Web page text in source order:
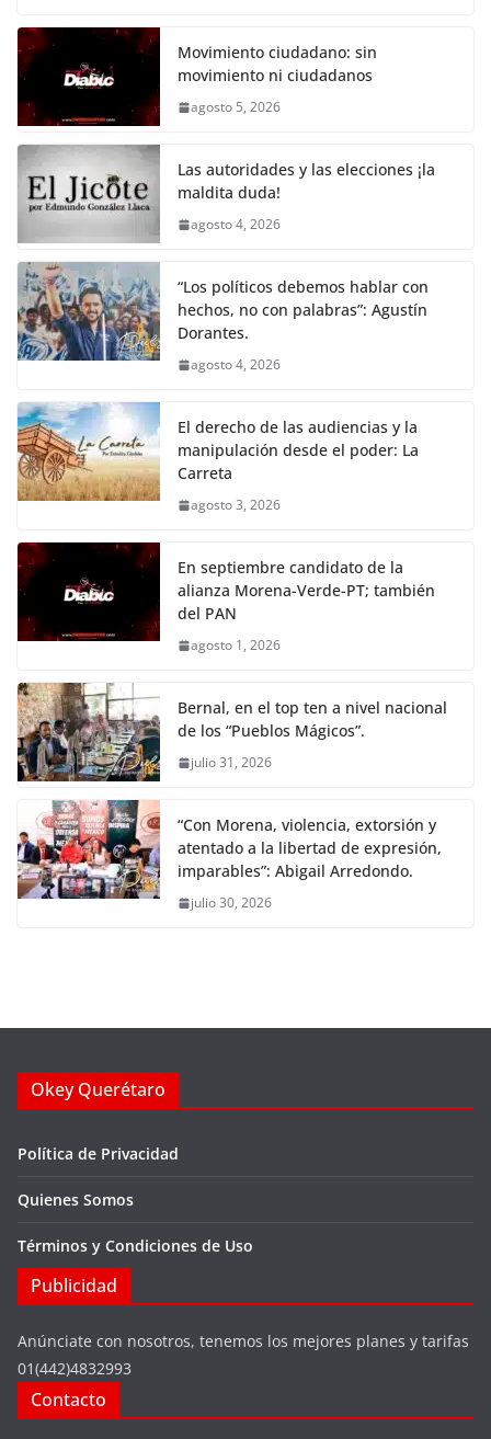
k
c
e
b
o
o
k
itt
er s
A
p
y
Li
k
gr
a
e
Movimiento ciudadano: sin
movimiento ni ciudadanos
agosto 5, 2026
Las autoridades y las elecciones ¡la
maldita duda!
agosto 4, 2026
“Los políticos debemos hablar con
hechos, no con palabras”: Agustín
Dorantes.
agosto 4, 2026
El derecho de las audiencias y la
manipulación desde el poder: La
Carreta
agosto 3, 2026
En septiembre candidato de la
alianza Morena-Verde-PT; también
del PAN
agosto 1, 2026
Bernal, en el top ten a nivel nacional
de los “Pueblos Mágicos”.
julio 31, 2026
“Con Morena, violencia, extorsión y
atentado a la libertad de expresión,
imparables”: Abigail Arredondo.
julio 30, 2026
Okey Querétaro
Política de Privacidad
Quienes Somos
Términos y Condiciones de Uso
Publicidad
Anúnciate con nosotros, tenemos los mejores planes y tarifas
01(442)4832993
Contacto